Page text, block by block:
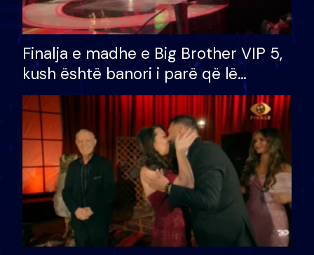
Finalja e madhe e Big Brother VIP 5,
kush është banori i parë që lë
shtëpinë dhe humb mundësinë për
të fituar çmimin e madh